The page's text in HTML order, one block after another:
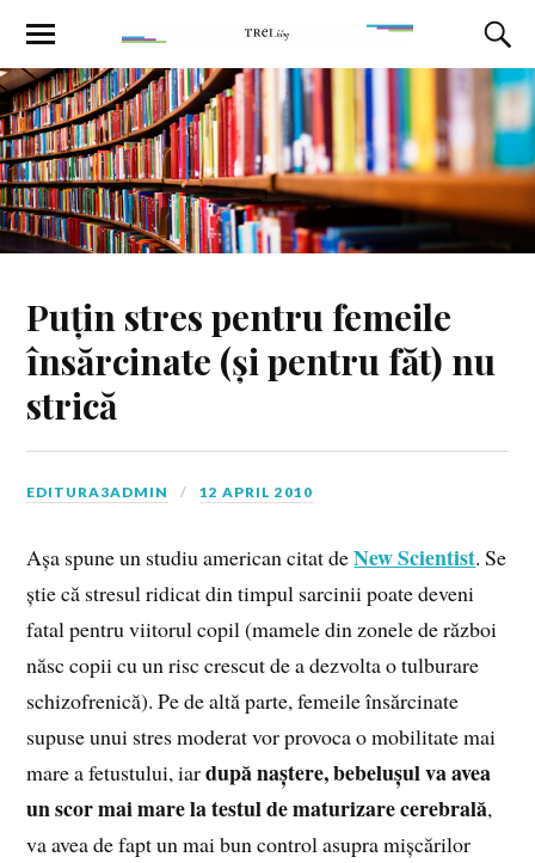
Puțin stres pentru femeile
însărcinate (și pentru făt) nu
strică
EDITURA3ADMIN 12 APRIL 2010
Așa spune un studiu american citat deNew Scientist. Se
știe că stresul ridicat din timpul sarcinii poate deveni
fatal pentru viitorul copil (mamele din zonele de război
născ copii cu un risc crescut de a dezvolta o tulburare
schizofrenică). Pe de altă parte, femeile însărcinate
supuse unui stres moderat vor provoca o mobilitate mai
mare a fetustului, iardupă naștere, bebelușul va avea
un scor mai mare la testul de maturizare cerebrală,
va avea de fapt un mai bun control asupra mișcărilor